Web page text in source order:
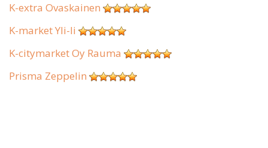
K-extra Ovaskainen
K-market Yli-Ii
K-citymarket Oy Rauma
Prisma Zeppelin